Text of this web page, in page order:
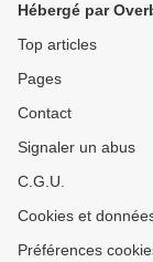
Hébergé par
Top articles
Pages
Contact
Signaler un abus
C.G.U.
Cookies et
Préférences